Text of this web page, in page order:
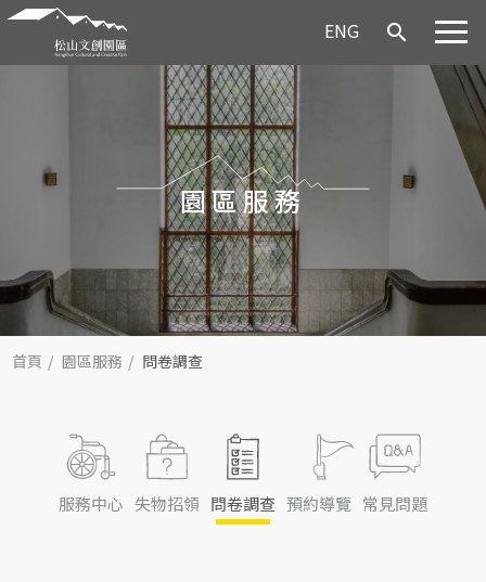
ENG search
園區服務
首頁 園區服務 問卷調查
服務中心 失物招領 問卷調查 預約導覽 常見問題